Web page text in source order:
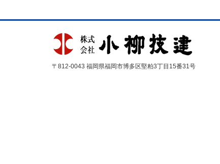
〒812-0043 福岡県福岡市博多区堅粕3丁目15番31号